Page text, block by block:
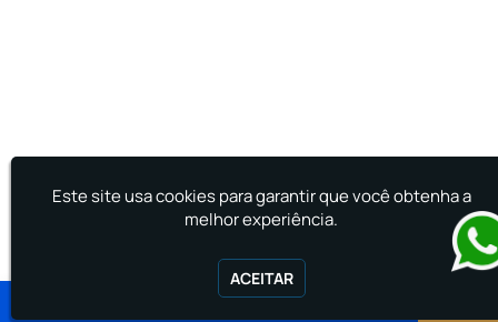
Este site usa cookies para garantir que você obtenha a
melhor experiência.
ACEITAR